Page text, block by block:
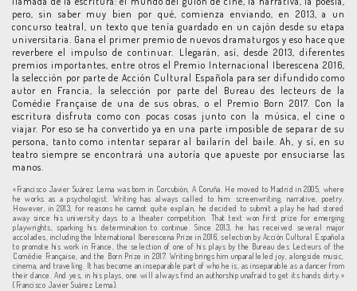
pero, sin saber muy bien por qué, comienza enviando, en 2013, a un
concurso teatral, un texto que tenía guardado en un cajón desde su etapa
universitaria. Gana el primer premio de nuevos dramaturgos y eso hace que
reverbere el impulso de continuar. Llegarán, así, desde 2013, diferentes
premios importantes, entre otros el Premio Internacional Iberescena 2016,
la selección por parte de Acción Cultural Española para ser difundido como
autor en Francia, la selección por parte del Bureau des lecteurs de la
Comédie Française de una de sus obras, o el Premio Born 2017. Con la
escritura disfruta como con pocas cosas junto con la música, el cine o
viajar. Por eso se ha convertido ya en una parte imposible de separar de su
persona, tanto como intentar separar al bailarín del baile. Ah, y sí, en su
teatro siempre se encontrará una autoría que apueste por ensuciarse las
manos.
«Francisco Javier Suárez Lema was born in Corcubión, A Coruña. He moved to Madrid in 2005, where
he works as a psychologist. Writing has always called to him: screenwriting, narrative, poetry.
However, in 2013, for reasons he cannot quite explain, he decided to submit a play he had stored
away since his university days to a theater competition. That text won first prize for emerging
playwrights, sparking his determination to continue. Since 2013, he has received several major
accolades, including the International Iberescena Prize in 2016, selection by Acción Cultural Española
to promote his work in France, the selection of one of his plays by the Bureau des Lecteurs of the
Comédie Française, and the Born Prize in 2017. Writing brings him unparalleled joy, alongside music,
cinema, and traveling. It has become an inseparable part of who he is, as inseparable as a dancer from
their dance. And yes, in his plays, one will always find an authorship unafraid to get its hands dirty.»
(Francisco Javier Suárez Lema).